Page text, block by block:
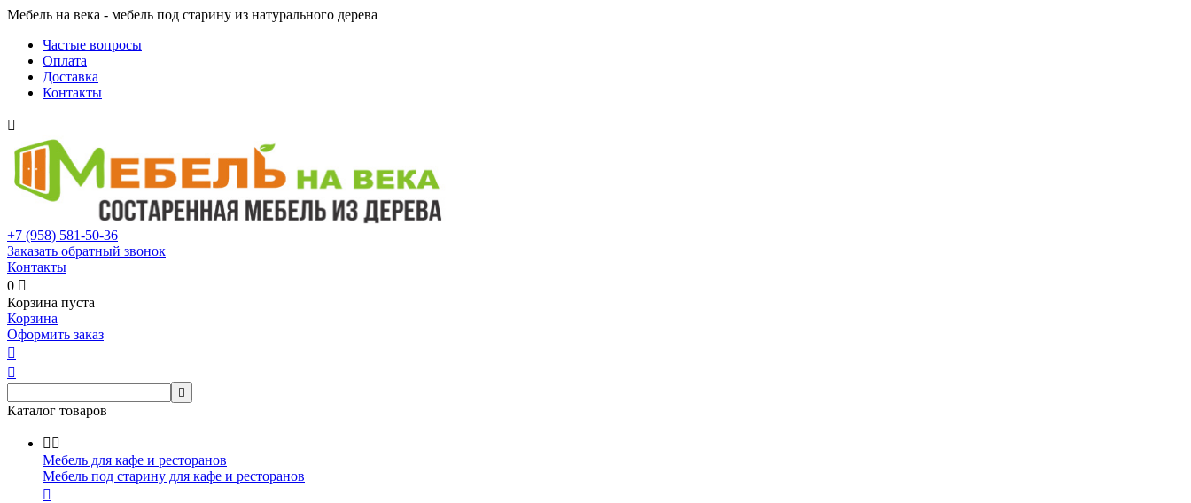
Мебель на века - мебель под старину из натурального дерева
Частые вопросы
Оплата
Доставка
Контакты

+7 (958) 581-50-36
Заказать обратный звонок
Контакты
0 
Корзина пуста
Корзина
Оформить заказ



Каталог товаров
 
Мебель для кафе и ресторанов
Мебель под старину для кафе и ресторанов
